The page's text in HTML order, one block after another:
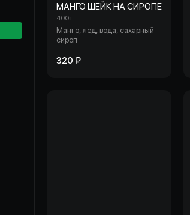
МАНГО ШЕЙК НА СИРОПЕ
400 г
Манго, лед, вода, сахарный
сироп
320 ₽